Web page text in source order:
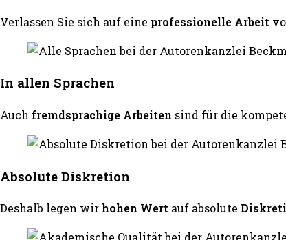
Verlassen Sie sich auf eine professionelle Arbeit
In allen Sprachen
Auch fremdsprachige Arbeiten sind für die
Absolute Diskretion
Deshalb legen wirhohen Wert auf absolute